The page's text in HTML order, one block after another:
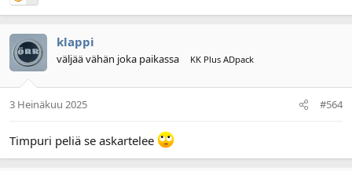
klappi
väljää vähän joka paikassa KK Plus ADpack
3 Heinäkuu 2025 #564
Timpuri peliä se askartelee